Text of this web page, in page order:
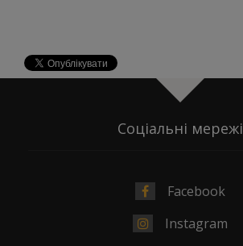
Соціальні мережі
Facebook
Instagram